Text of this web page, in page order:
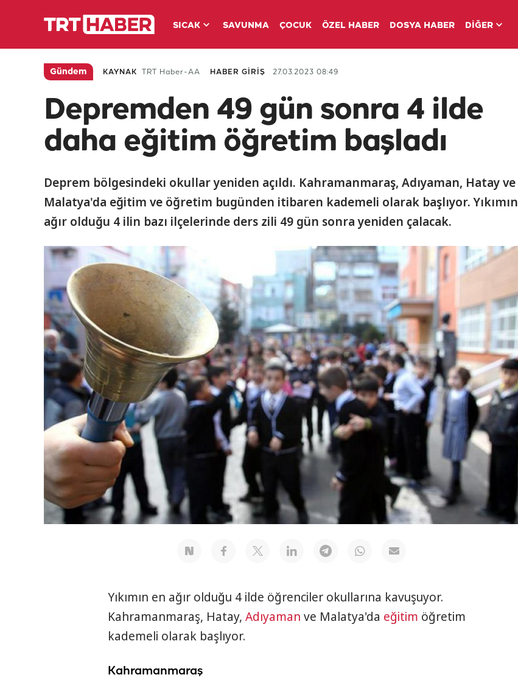
SICAK SAVUNMA ÇOCUK ÖZEL HABER DOSYA HABER DİĞER
Gündem KAYNAK TRT Haber-AA HABER GİRİŞ 27.03.2023 08:49
Depremden 49 gün sonra 4 ilde
daha eğitim öğretim başladı
Deprem bölgesindeki okullar yeniden açıldı. Kahramanmaraş, Adıyaman, Hatay ve
Malatya'da eğitim ve öğretim bugünden itibaren kademeli olarak başlıyor. Yıkımın
ağır olduğu 4 ilin bazı ilçelerinde ders zili 49 gün sonra yeniden çalacak.
Yıkımın en ağır olduğu 4 ilde öğrenciler okullarına kavuşuyor.
Kahramanmaraş, Hatay, Adıyaman ve Malatya'da eğitim öğretim
kademeli olarak başlıyor.
Kahramanmaraş